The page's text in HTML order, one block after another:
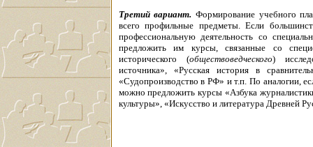
Третий вариант. Формирование учебного
всего профильные предметы. Если
профессиональную деятельность со
предложить им курсы, связанные со
исторического (обществоведческого)
источника», «Русская история в
«Судопроизводство в РФ» и т.п. По аналогии,
можно предложить курсы «Азбука
культуры», «Искусство и литература Древней